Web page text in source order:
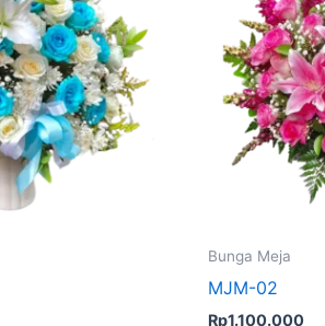
Bunga Meja
MJM-02
Rp1.100.000